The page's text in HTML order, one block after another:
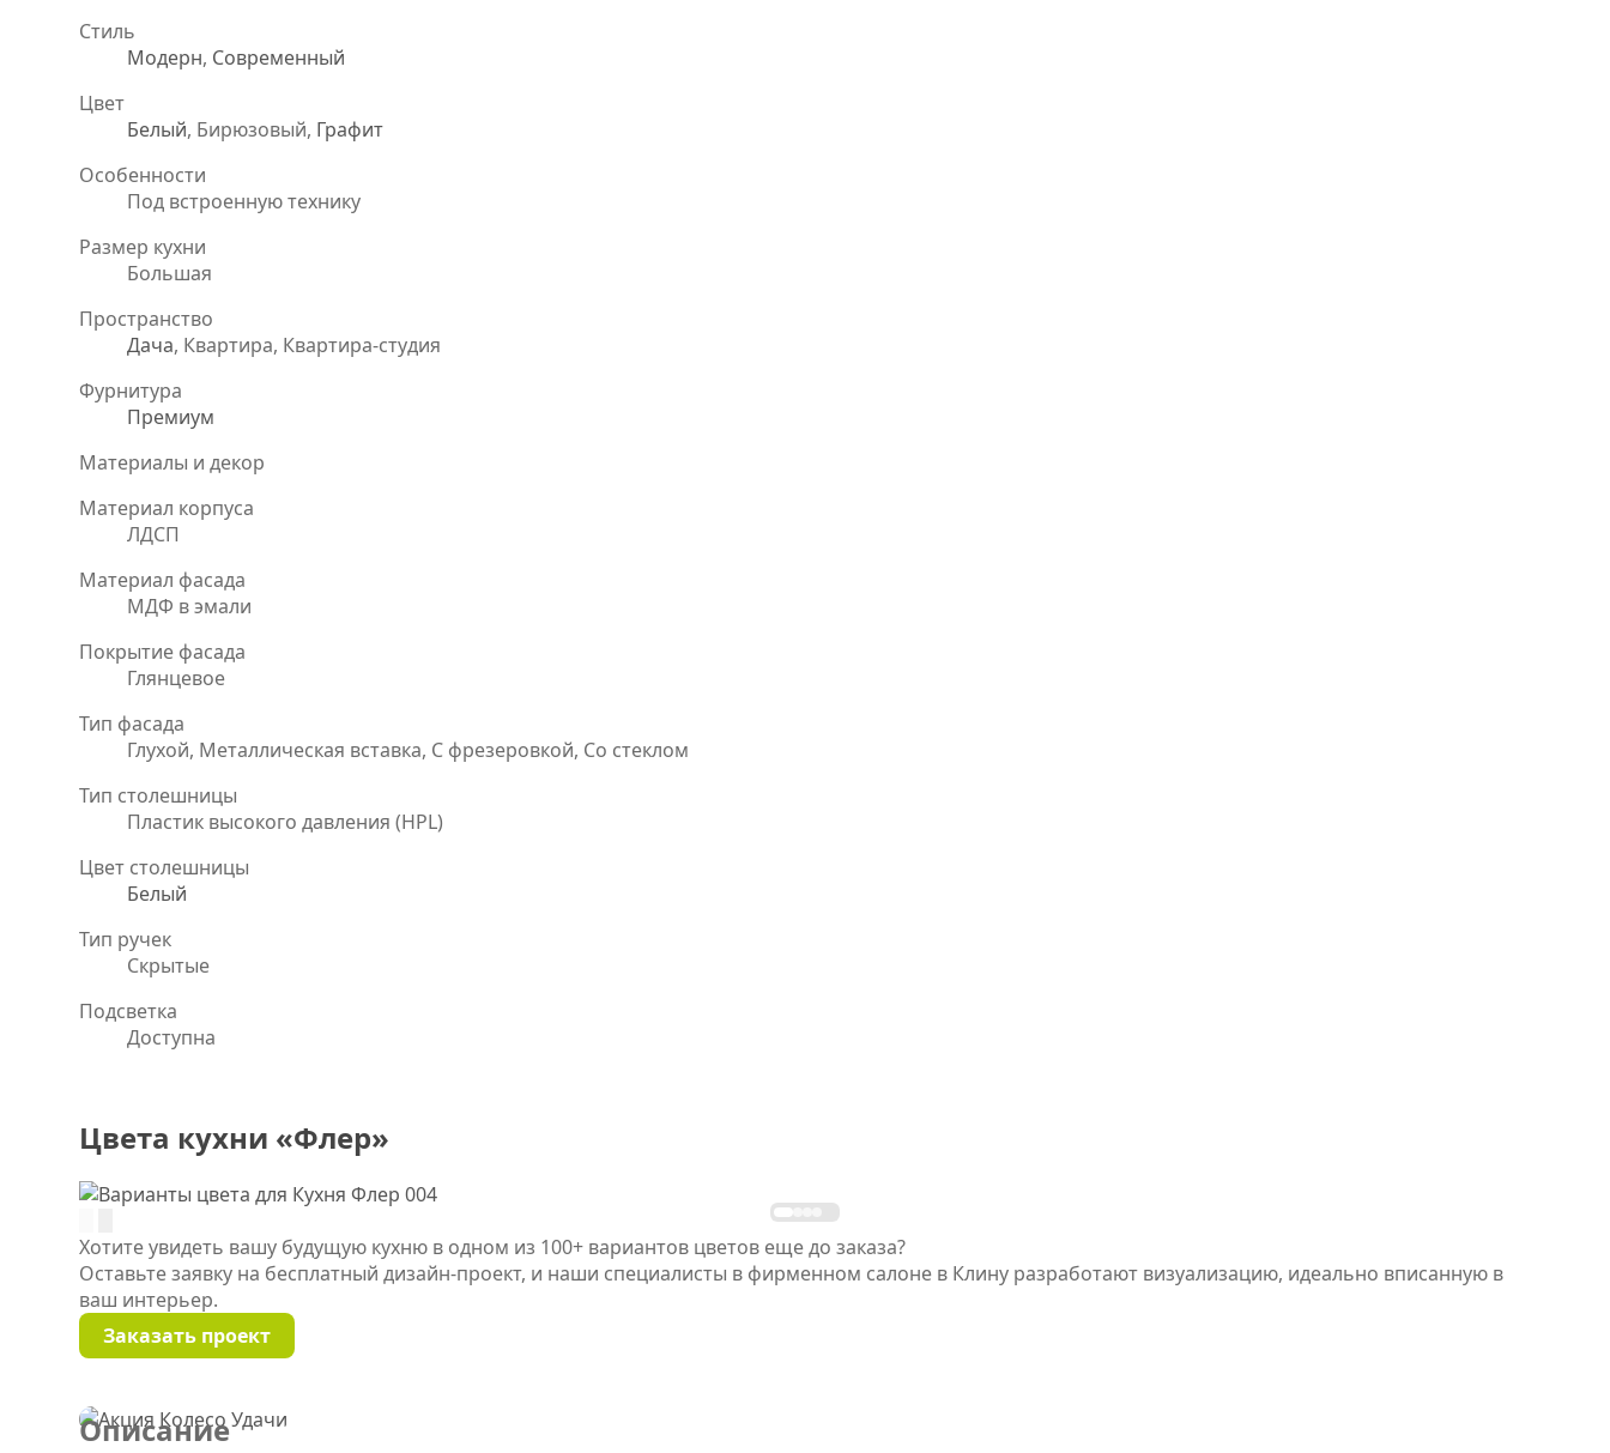
Стиль
Модерн, Современный
Цвет
Белый, Бирюзовый, Графит
Особенности
Под встроенную технику
Размер кухни
Большая
Пространство
Дача, Квартира, Квартира-студия
Фурнитура
Премиум
Материалы и декор
Материал корпуса
ЛДСП
Материал фасада
МДФ в эмали
Покрытие фасада
Глянцевое
Тип фасада
Глухой, Металлическая вставка, С фрезеровкой, Со стеклом
Тип столешницы
Пластик высокого давления (HPL)
Цвет столешницы
Белый
Тип ручек
Скрытые
Подсветка
Доступна
Цвета кухни «Флер»
Хотите увидеть вашу будущую кухню в одном из 100+ вариантов цветов еще до заказа?
Оставьте заявку на бесплатный дизайн-проект, и наши специалисты в фирменном салоне в Клину разработают визуализацию, идеально вписанную в
ваш интерьер.
Заказать проект
Описание